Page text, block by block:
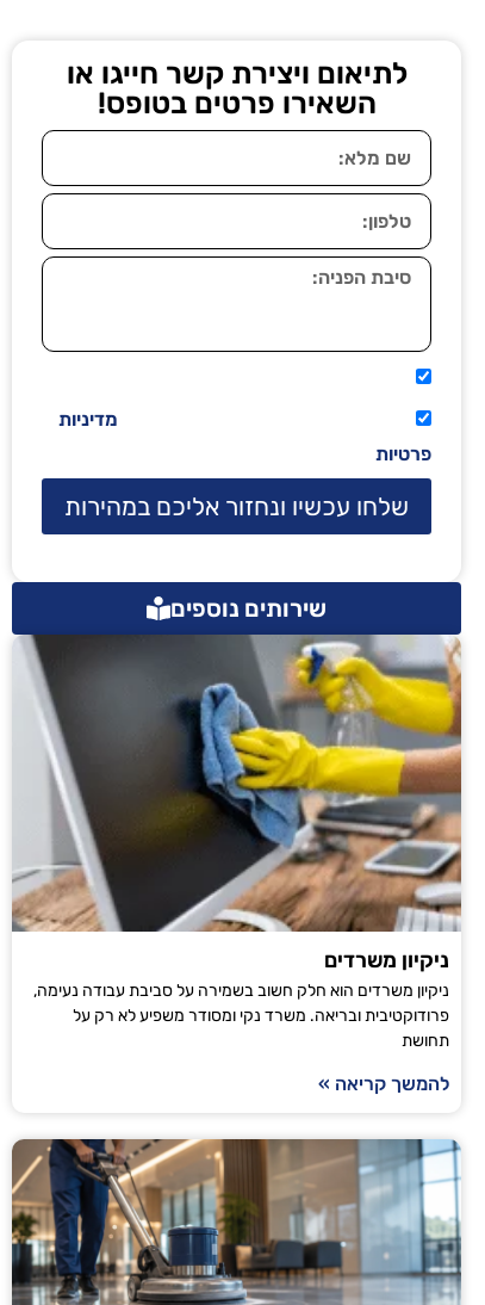
לתיאום ויצירת קשר חייגו או
השאירו פרטים בטופס!
מדיניות
פרטיות
שלחו עכשיו ונחזור אליכם במהירות
שירותים נוספים
ניקיון משרדים
ניקיון משרדים הוא חלק חשוב בשמירה על סביבת עבודה נעימה,
פרודוקטיבית ובריאה. משרד נקי ומסודר משפיע לא רק על
תחושת
להמשך קריאה »